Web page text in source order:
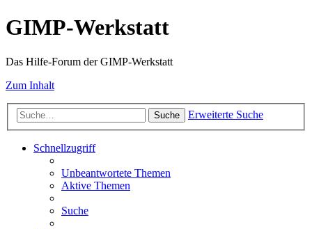
GIMP-Werkstatt
Das Hilfe-Forum der GIMP-Werkstatt
Zum Inhalt
Suche Erweiterte Suche
Schnellzugriff
Unbeantwortete Themen
Aktive Themen
Suche